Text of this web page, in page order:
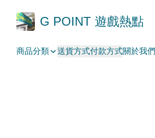
G POINT 遊戲熱點
商品分類 送貨方式付款方式關於我們